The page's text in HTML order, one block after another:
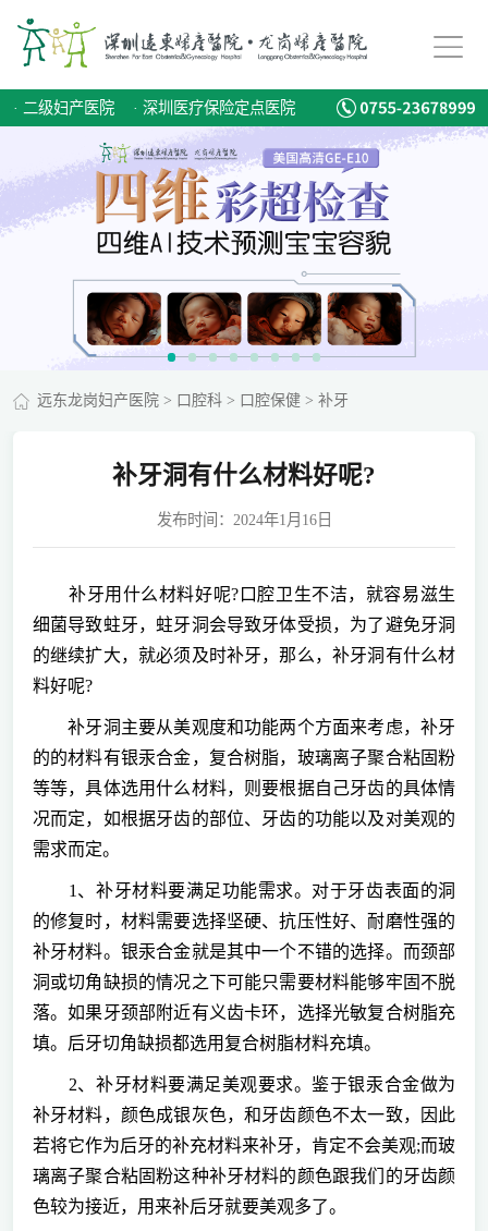
· 二级妇产医院 · 深圳医疗保险定点医院
远东龙岗妇产医院> 口腔科> 口腔保健> 补牙
补牙洞有什么材料好呢?
发布时间：2024年1月16日
补牙用什么材料好呢?口腔卫生不洁，就容易滋生
细菌导致蛀牙，蛀牙洞会导致牙体受损，为了避免牙洞
的继续扩大，就必须及时补牙，那么，补牙洞有什么材
料好呢?
补牙洞主要从美观度和功能两个方面来考虑，补牙
的的材料有银汞合金，复合树脂，玻璃离子聚合粘固粉
等等，具体选用什么材料，则要根据自己牙齿的具体情
况而定，如根据牙齿的部位、牙齿的功能以及对美观的
需求而定。
1、补牙材料要满足功能需求。对于牙齿表面的洞
的修复时，材料需要选择坚硬、抗压性好、耐磨性强的
补牙材料。银汞合金就是其中一个不错的选择。而颈部
洞或切角缺损的情况之下可能只需要材料能够牢固不脱
落。如果牙颈部附近有义齿卡环，选择光敏复合树脂充
填。后牙切角缺损都选用复合树脂材料充填。
2、补牙材料要满足美观要求。鉴于银汞合金做为
补牙材料，颜色成银灰色，和牙齿颜色不太一致，因此
若将它作为后牙的补充材料来补牙，肯定不会美观;而玻
璃离子聚合粘固粉这种补牙材料的颜色跟我们的牙齿颜
色较为接近，用来补后牙就要美观多了。